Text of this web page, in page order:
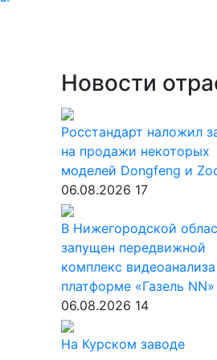
Новости
Росстандарт наложил
на продажи некоторых
моделей Dongfeng и
06.08.2026 17
В Нижегородской
запущен передвижной
комплекс
платформе «Газель NN»
06.08.2026 14
На Курском заводе